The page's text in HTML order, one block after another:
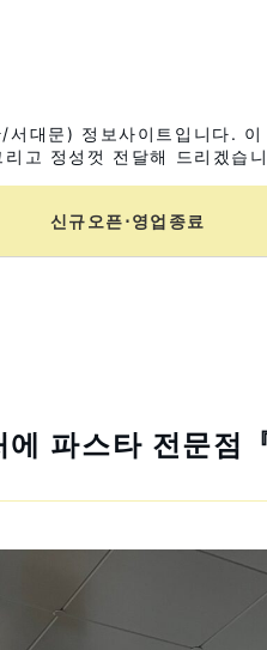
대문) 정보사이트입니다.
고 정성껏 전달해 드리겠습
신규오픈⋅영업종료
파스타 전문점